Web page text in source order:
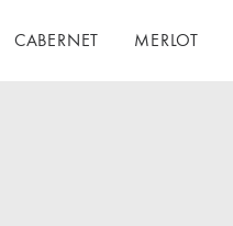
CABERNET MERLOT